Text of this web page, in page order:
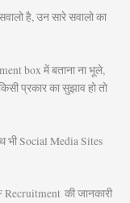
है, उन सारे सवालो का
box में बताना ना भूले,
प्रकार का सुझाव हो तो
भी Social Media Sites
Recruitment की जानकारी